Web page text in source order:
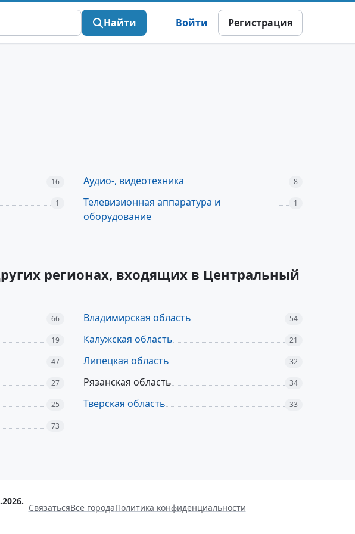
Найти Войти Регистрация
16 Аудио-, видеотехника 8
1
Телевизионная аппаратура и
оборудование
1
регионах, входящих в Центральный
66 Владимирская область 54
19 Калужская область 21
47 Липецкая область 32
27 Рязанская область 34
25 Тверская область 33
73
СвязатьсяВсе городаПолитика конфиденциальности